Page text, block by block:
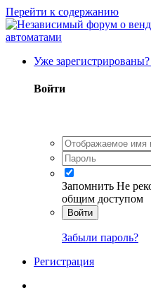
Перейти к содержанию
Уже
Войти
Запомнить Не
общим доступом
Войти
Забыли пароль?
Регистрация